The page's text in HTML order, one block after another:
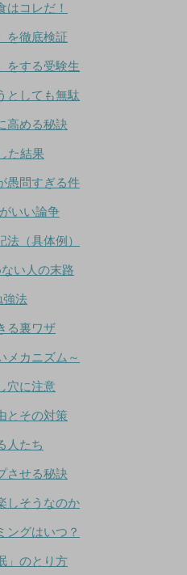
はコレだ！
を徹底検証
をする受験生
としても無駄
高める秘訣
た結果
愚問すぎる件
いい論争
（具体例）
い人の末路
強法
る裏ワザ
メカニズム～
穴に注意
とその対策
人たち
させる秘訣
しそうなのか
ングはいつ？
」のとり方